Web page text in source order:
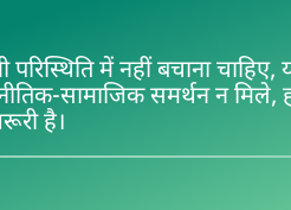
परिस्थिति में नहीं बचाना
सामाजिक समर्थन न मिले,
है।